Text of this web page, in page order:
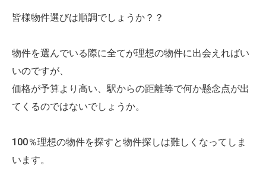
皆様物件選びは順調でしょうか？？
物件を選んでいる際に全てが理想の物件に出会えればい
いのですが、
価格が予算より高い、駅からの距離等で何か懸念点が出
てくるのではないでしょうか。
100％理想の物件を探すと物件探しは難しくなってしま
います。